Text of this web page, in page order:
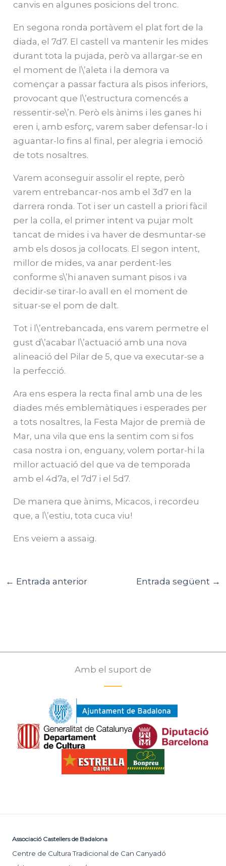
canvis en algunes posicions del tronc.
En segona ronda portàvem el plat fort de la
diada, el 7d7. El castell va mantenir les mides
durant tota la pujada, però va allargar-se en
el moment de l\’aleta i la demora va
començar a passar factura als pisos inferiors,
provocant que l\’estructura comencés a
ressentir-se\’n. Però els ànims i les ganes hi
eren i, amb esforç, varem saber defensar-lo i
aguantar-lo fins al final, per alegria i emoció
de tots nosaltres.
Varem aconseguir assolir el repte, però
varem entrebancar-nos amb el 3d7 en la
darrera ronda. Tot i ser un castell a priori fàcil
per la colla, el primer intent va pujar molt
tancat de mides i va haver de desmuntar-se
amb els dosos ja col·locats. El segon intent,
millor de mides, va anar perdent-les
conforme s\’hi anaven sumant pisos i va
decidir-se tirar-lo avall en el moment de
situar-se el pom de dalt.
Tot i l\’entrebancada, ens varem permetre el
gust d\’acabar l\’actuació amb una nova
alineació del Pilar de 5, que va executar-se a
la perfecció.
Ara ens espera la recta final amb una de les
diades més emblemàtiques i esperades per
a tots nosaltres, la Festa Major de premià de
Mar, una vila que ens la sentim com si fos
casa nostra i on, enguany, volem portar-hi la
millor actuació del que va de temporada
amb el 4d7a, el 7d7 i el 5d7.
De manera que ànims, Micacos, i recordeu
que, a l\’estiu, tota cuca viu!
Ens veiem a assaig.
← Entrada anterior Entrada següent →
Amb el suport de
Associació Castellers de Badalona
Centre de Cultura Tradicional de Can Canyadó